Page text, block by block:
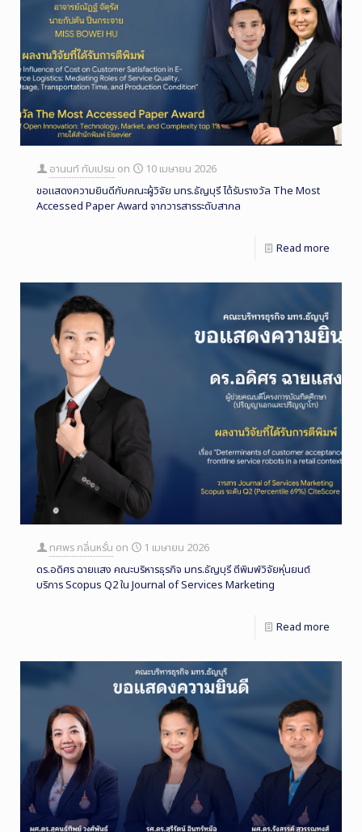
อานนท์ ทับเปรม on
10 เมษายน 2026
ขอแสดงความยินดีกับคณะผู้วิจัย มทร.ธัญบุรี ได้รับรางวัล The Most
Accessed Paper Award จากวารสารระดับสากล
Read more
ทศพร กลิ่นหรั่น on
1 เมษายน 2026
ดร.อดิศร ฉายแสง คณะบริหารธุรกิจ มทร.ธัญบุรี ตีพิมพ์วิจัยหุ่นยนต์
บริการ Scopus Q2 ใน Journal of Services Marketing
Read more